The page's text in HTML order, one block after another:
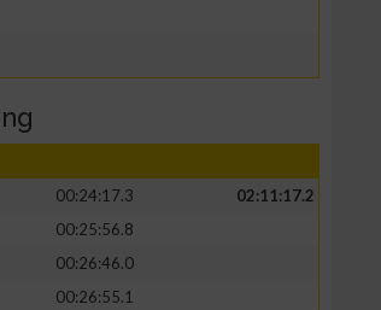
00:24:17.3
02:11:17.2
00:25:56.8
00:26:46.0
00:26:55.1